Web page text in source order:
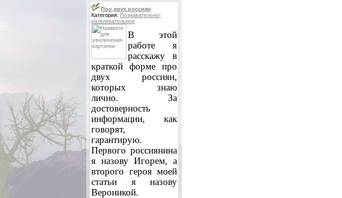
Про двух россиян
Категория: Познавательно-
развлекательное
В этой
работе я
расскажу в
краткой форме про
двух россиян,
которых знаю
лично. За
достоверность
информации, как
говорят,
гарантирую.
Первого россиянина
я назову Игорем, а
второго героя моей
статьи я назову
Вероникой.